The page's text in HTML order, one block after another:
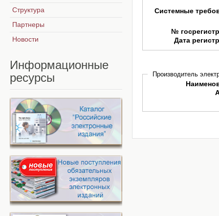
Системные
№
Дата
Производитель
Структура
Партнеры
Новости
Информационные
ресурсы